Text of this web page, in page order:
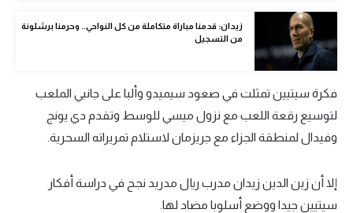
تحقيق في الجول
تقرير في الجول
تحليل في الجول
كويز في الجول
زيدان: قدمنا مباراة متكاملة من كل النواحي.. وحرمنا برشلونة
من التسجيل
فكرة سيتيين تمثلت في صعود سيميدو وألبا على جانبي الملعب
لتوسيع رقعة اللعب مع نزول ميسي للوسط وتقدم دي يونج
وفيدال لمنطقة الجزاء مع جريزمان لاستلام تمريراته السحرية.
إلا أن زين الدين زيدان مدرب ريال مدريد نجح في دراسة أفكار
سيتيين جيدا ووضع أسلوبا مضاد لها.